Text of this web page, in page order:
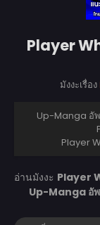
Player
มังงะเรื่อง
Up-Manga อั
Player
อ่านมังงะ Player
Up-Manga อัพ